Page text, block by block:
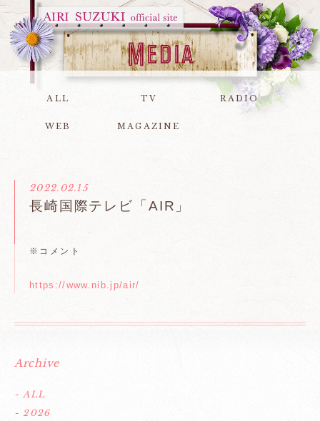
ALL TV RADIO
WEB MAGAZINE
2022.02.15
長崎国際テレビ「AIR」
※コメント
https://www.nib.jp/air/
Archive
- ALL
- 2026